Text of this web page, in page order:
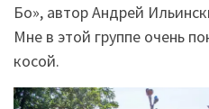
Бо», автор Андрей
Мне в этой группе очень
косой.